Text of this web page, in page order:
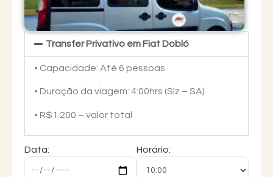
Transfer Privativo em Fiat Dobló
• Capacidade: Até 6 pessoas
• Duração da viagem: 4:00hrs (Slz – SA)
• R$1.200 – valor total
Data: Horário: